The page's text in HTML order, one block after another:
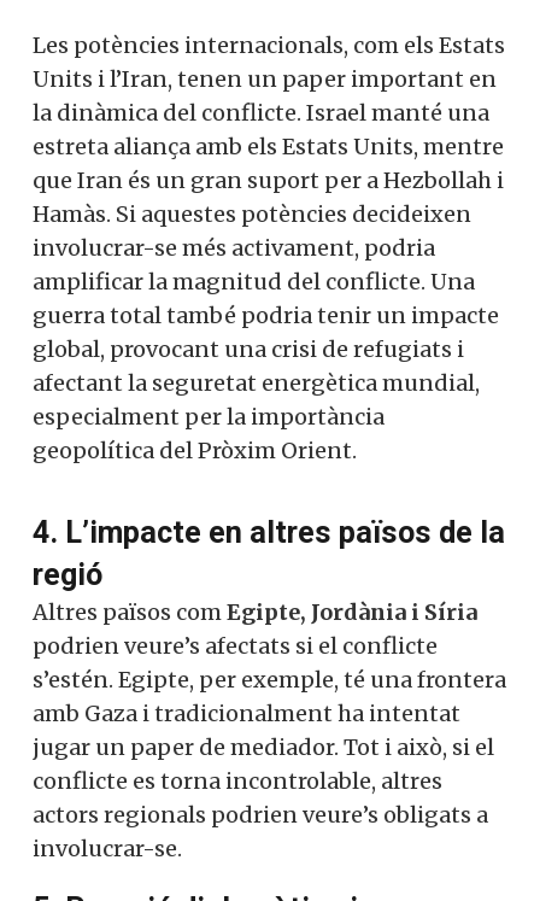
Les potències internacionals, com els Estats
Units i l’Iran, tenen un paper important en
la dinàmica del conflicte. Israel manté una
estreta aliança amb els Estats Units, mentre
que Iran és un gran suport per a Hezbollah i
Hamàs. Si aquestes potències decideixen
involucrar-se més activament, podria
amplificar la magnitud del conflicte. Una
guerra total també podria tenir un impacte
global, provocant una crisi de refugiats i
afectant la seguretat energètica mundial,
especialment per la importància
geopolítica del Pròxim Orient.
4. L’impacte en altres països de la
regió
Altres països comEgipte, Jordània i Síria
podrien veure’s afectats si el conflicte
s’estén. Egipte, per exemple, té una frontera
amb Gaza i tradicionalment ha intentat
jugar un paper de mediador. Tot i això, si el
conflicte es torna incontrolable, altres
actors regionals podrien veure’s obligats a
involucrar-se.